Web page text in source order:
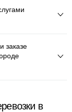
заказе
в